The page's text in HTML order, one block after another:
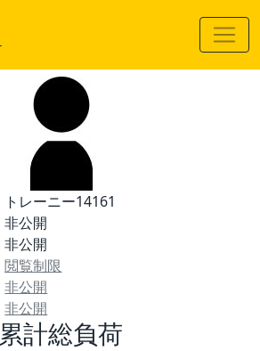
トレーニー14161
非公開
非公開
閲覧制限
非公開
非公開
累計総負荷